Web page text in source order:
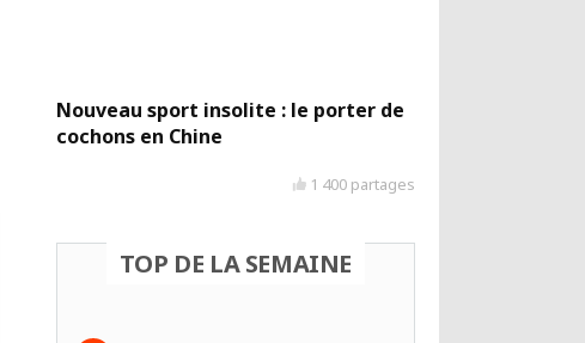
Nouveau sport insolite : le porter de
cochons en Chine
1 400 partages
TOP DE LA SEMAINE